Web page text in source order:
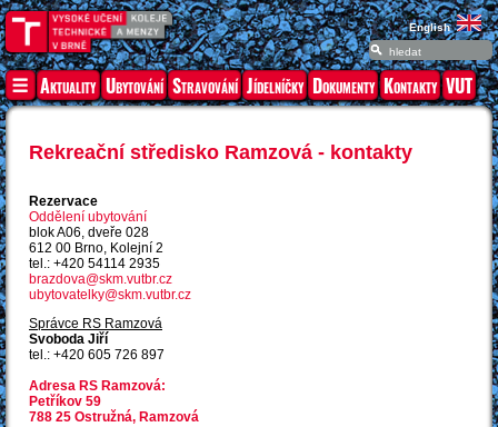
English
Aktuality Ubytování Stravování Jídelníčky Dokumenty Kontakty VUT
Rekreační středisko Ramzová - kontakty
Rezervace
Oddělení ubytování
blok A06, dveře 028
612 00 Brno, Kolejní 2
tel.: +420 54114 2935
brazdova@skm.vutbr.cz
ubytovatelky@skm.vutbr.cz
Správce RS Ramzová
Svoboda Jiří
tel.: +420 605 726 897
Adresa RS Ramzová:
Petříkov 59
788 25 Ostružná, Ramzová